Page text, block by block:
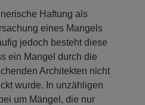
Haftung als
eines Mangels
jedoch besteht diese
ein Mangel durch die
Architekten nicht
wurde. In unzähligen
um Mängel, die nur